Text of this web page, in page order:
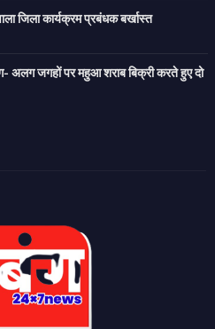
जिला कार्यक्रम प्रबंधक बर्खास्त
अलग जगहों पर महुआ शराब बिक्री करते हुए दो